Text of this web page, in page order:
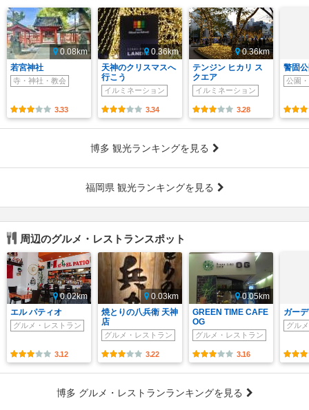
0.08km
若宮神社
寺・神社・教会
3.33
0.36km
天神のクリスマスへ
行こう
イルミネーション
3.34
0.36km
テンジン ヒカリ ス
クエア
イルミネーション
3.28
警固
公園
博多 観光ランキングを見る
福岡県 観光ランキングを見る
周辺のグルメ・レストランスポット
0.02km
エル パティオ
グルメ・レストラン
3.12
0.03km
焼とりの八兵衛 天神
店
グルメ・レストラン
3.22
0.05km
GREEN TIME CAFE
OG
グルメ・レストラン
3.16
ガー
グル
博多 グルメ・レストランランキングを見る